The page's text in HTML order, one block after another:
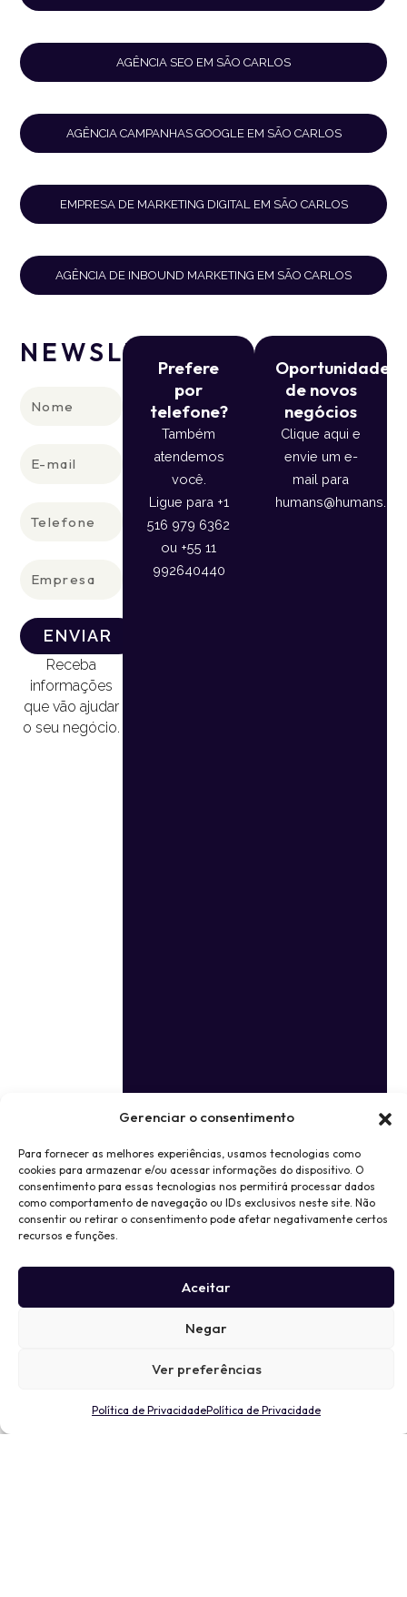
Gerenciar o consentimento
Para fornecer as melhores experiências, usamos tecnologias como
cookies para armazenar e/ou acessar informações do dispositivo. O
consentimento para essas tecnologias nos permitirá processar dados
como comportamento de navegação ou IDs exclusivos neste site. Não
consentir ou retirar o consentimento pode afetar negativamente certos
recursos e funções.
Aceitar
Negar
Ver preferências
Política de PrivacidadePolítica de Privacidade
AGÊNCIA SEO EM SÃO CARLOS
AGÊNCIA CAMPANHAS GOOGLE EM SÃO CARLOS
EMPRESA DE MARKETING DIGITAL EM SÃO CARLOS
AGÊNCIA DE INBOUND MARKETING EM SÃO CARLOS
NEWSLETTER
ENVIAR
Receba
informações
que vão ajudar
o seu negócio.
Prefere
por
telefone?
Também
atendemos
você.
Ligue para +1
516 979 6362
ou +55 11
992640440
Oportunidade
de novos
negócios
Clique aqui e
envie um e-
mail para